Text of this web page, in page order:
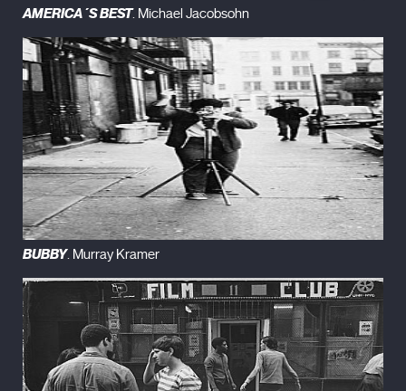
AMERICA´S BEST. Michael Jacobsohn
BUBBY. Murray Kramer